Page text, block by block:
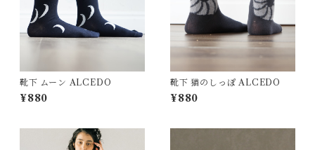
靴下 ムーン ALCEDO
¥880
靴下 猫のしっぽ ALCEDO
¥880